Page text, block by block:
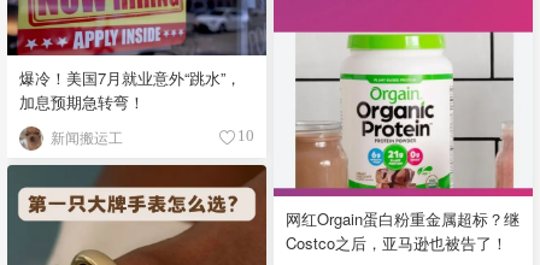
网红Orgain蛋白粉重金属超标？继
Costco之后，亚马逊也被告了！
爆冷！美国7月就业意外“跳水”，
加息预期急转弯！
新闻搬运工 10